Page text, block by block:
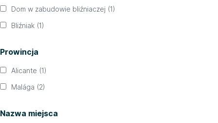
Dom w zabudowie bliźniaczej (1)
Bliźniak (1)
Prowincja
Alicante (1)
Malága (2)
Nazwa miejsca